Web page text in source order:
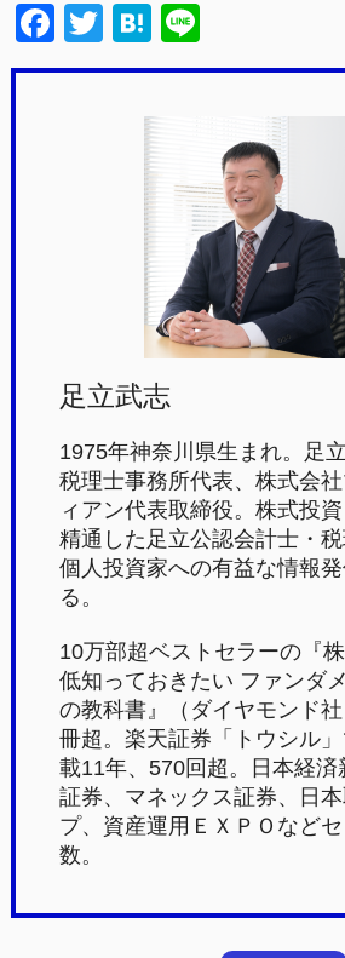
F
a
T
wi
H
at
n
a
n
足立武志
1975年神奈川県生まれ。足
税理士事務所代表、株式会
ィアン代表取締役。株式投
精通した足立公認会計士・税
個人投資家への有益な情報
る。
10万部超ベストセラーの『
低知っておきたい ファンダ
の教科書』（ダイヤモンド
冊超。楽天証券「トウシル
載11年、570回超。日本経済
証券、マネックス証券、日
プ、資産運用ＥＸＰＯなど
数。